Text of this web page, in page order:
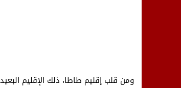
ومن قلب إقليم طاطا، ذلك الإقليم